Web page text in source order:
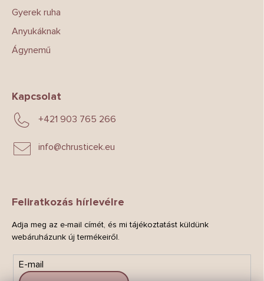
Gyerek ruha
Anyukáknak
Ágynemű
Kapcsolat
info@chrusticek.eu
+421 903 765 266
Feliratkozás hírlevélre
Adja meg az e-mail címét, és mi tájékoztatást küldünk
webáruházunk új termékeiről.
E-mail